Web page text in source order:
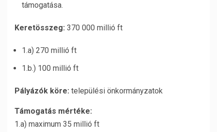
támogatása.
Keretösszeg: 370 000 millió ft
1.a) 270 millió ft
1.b.) 100 millió ft
Pályázók köre: települési önkormányzatok
Támogatás mértéke:
1.a) maximum 35 millió ft